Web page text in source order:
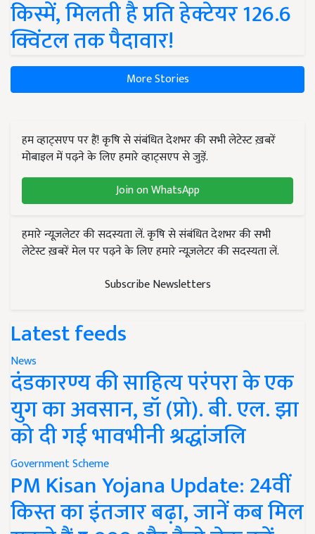
किस्में, मिलती है प्रति हेक्टेयर 126.6
क्विंटल तक पैदावार!
More Stories
हम व्हाट्सएप पर हैं! कृषि से संबंधित देशभर की सभी लेटेस्ट ख़बरें
मोबाइल में पढ़ने के लिए हमारे व्हाट्सएप से जुड़ें.
Join on WhatsApp
हमारे न्यूज़लेटर की सदस्यता लें. कृषि से संबंधित देशभर की सभी
लेटेस्ट ख़बरें मेल पर पढ़ने के लिए हमारे न्यूज़लेटर की सदस्यता लें.
Subscribe Newsletters
Latest feeds
News
दंडकारण्य की साहित्य परंपरा के एक
युग का अवसान, डॉ (प्रो). बी. एल. झा
को दी गई भावभीनी श्रद्धांजलि
Government Scheme
PM Kisan Yojana Update: 24वीं
किस्त का इंतजार बढ़ा, जानें कब मिल